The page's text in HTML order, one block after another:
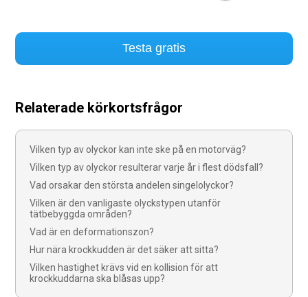
Testa gratis
Relaterade körkortsfrågor
Vilken typ av olyckor kan inte ske på en motorväg?
Vilken typ av olyckor resulterar varje år i flest dödsfall?
Vad orsakar den största andelen singelolyckor?
Vilken är den vanligaste olyckstypen utanför
tätbebyggda områden?
Vad är en deformationszon?
Hur nära krockkudden är det säker att sitta?
Vilken hastighet krävs vid en kollision för att
krockkuddarna ska blåsas upp?